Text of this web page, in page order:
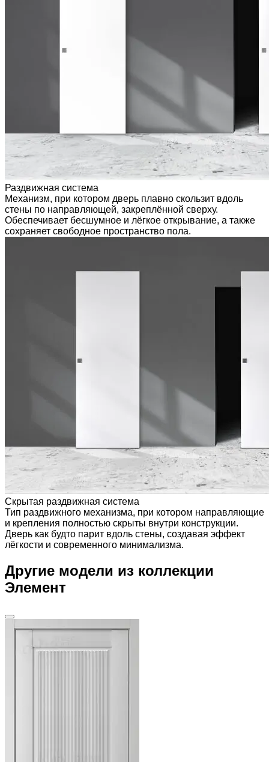
Раздвижная система
Механизм, при котором дверь плавно скользит вдоль
стены по направляющей, закреплённой сверху.
Обеспечивает бесшумное и лёгкое открывание, а также
сохраняет свободное пространство пола.
Скрытая раздвижная система
Тип раздвижного механизма, при котором направляющие
и крепления полностью скрыты внутри конструкции.
Дверь как будто парит вдоль стены, создавая эффект
лёгкости и современного минимализма.
Другие модели из коллекции
Элемент